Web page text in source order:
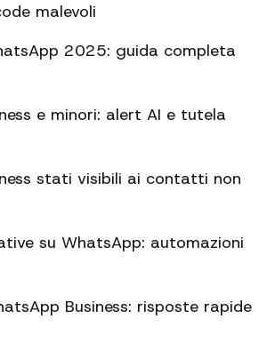
malevoli
2025: guida completa
e minori: alert AI e tutela
stati visibili ai contatti non
su WhatsApp: automazioni
Business: risposte rapide